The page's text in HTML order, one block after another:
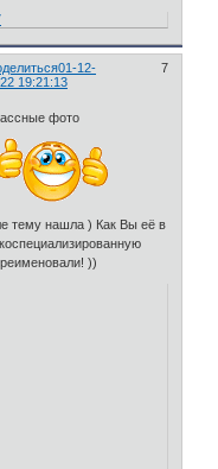
7
01-12-
19:21:13
фото
тему нашла ) Как Вы её в
))